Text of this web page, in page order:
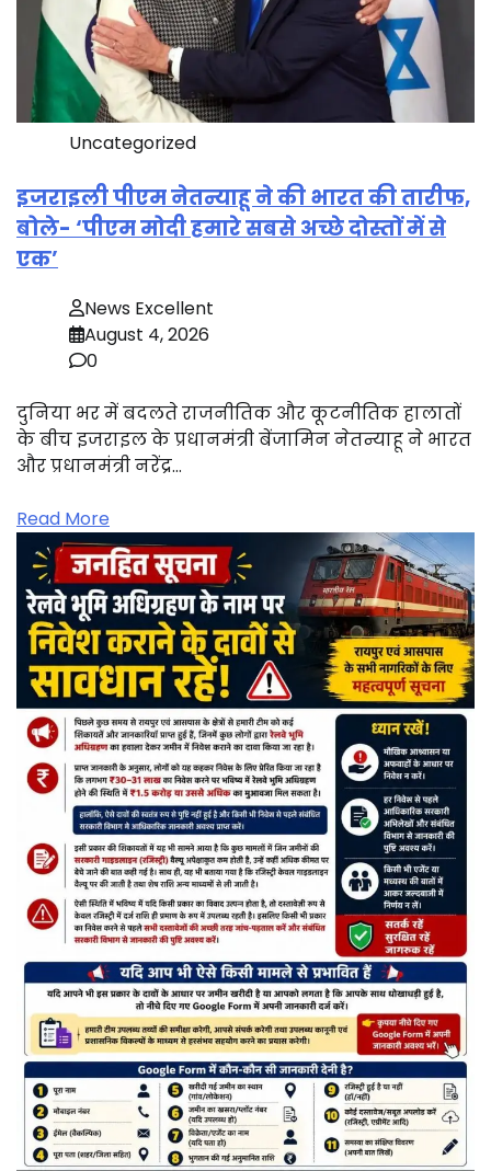
Uncategorized
इजराइली पीएम नेतन्याहू ने की भारत की तारीफ,
बोले- ‘पीएम मोदी हमारे सबसे अच्छे दोस्तों में से
एक’
News Excellent
August 4, 2026
0
दुनिया भर में बदलते राजनीतिक और कूटनीतिक हालातों
के बीच इजराइल के प्रधानमंत्री बेंजामिन नेतन्याहू ने भारत
और प्रधानमंत्री नरेंद्र…
Read More